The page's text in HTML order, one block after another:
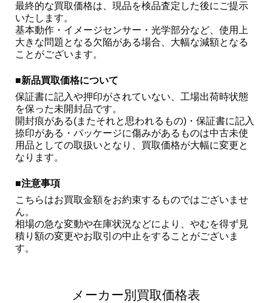
最終的な買取価格は、現品を検品査定した後にご提示
いたします。
基本動作・イメージセンサー・光学部分など、使用上
大きな問題となる欠陥がある場合、大幅な減額となる
ことがございます。
■新品買取価格について
保証書に記入や押印がされていない、工場出荷時状態
を保った未開封品です。
開封痕がある(またそれと思われるもの)・保証書に記入
捺印がある・パッケージに傷みがあるものは中古未使
用品としての取扱いとなり、買取価格が大幅に変更と
なります。
■注意事項
こちらはお買取金額をお約束するものではございませ
ん。
相場の急な変動や在庫状況などにより、やむを得ず見
積り額の変更やお取引の中止をすることがございま
す。
メーカー別買取価格表